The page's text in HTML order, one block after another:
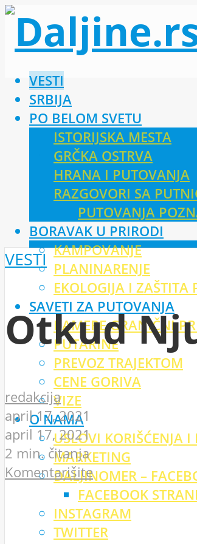
VESTI
SRBIJA
PO BELOM SVETU
ISTORIJSKA MESTA
GRČKA OSTRVA
HRANA I PUTOVANJA
RAZGOVORI SA
PUTOVANJA
BORAVAK U PRIRODI
KAMPOVANJE
PLANINARENJE
EKOLOGIJA I ZAŠTITA
SAVETI ZA PUTOVANJA
KAMERE GRANIČNI
PUTARINE
PREVOZ TRAJEKTOM
CENE GORIVA
VIZE
O NAMA
USLOVI KORIŠĆENJA I
MARKETING
DALJINOMER –
FACEBOOK
INSTAGRAM
TWITTER
VESTI
Otkud
redakcija
april 17, 2021
april 17, 2021
2 min. čitanja
Komentarišite